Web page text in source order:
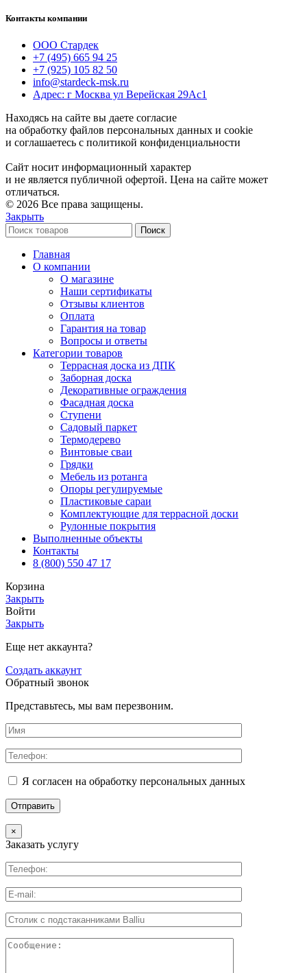
Контакты компании
ООО Стардек
+7 (495) 665 94 25
+7 (925) 105 82 50
info@stardeck-msk.ru
Адрес: г Москва ул Верейская 29Ас1
Находясь на сайте вы даете согласие
на обработку файлов персональных данных и cookie
и соглашаетесь с политикой конфиденциальности
Сайт носит информационный характер
и не является публичной офертой. Цена на сайте может
отличаться.
© 2026 Все права защищены.
Закрыть
Поиск
Главная
О компании
О магазине
Наши сертификаты
Отзывы клиентов
Оплата
Гарантия на товар
Вопросы и ответы
Категории товаров
Террасная доска из ДПК
Заборная доска
Декоративные ограждения
Фасадная доска
Ступени
Садовый паркет
Термодерево
Винтовые сваи
Грядки
Мебель из ротанга
Опоры регулируемые
Пластиковые сараи
Комплектующие для террасной доски
Рулонные покрытия
Выполненные объекты
Контакты
8 (800) 550 47 17
Корзина
Закрыть
Войти
Закрыть
Еще нет аккаунта?
Создать аккаунт
Обратный звонок
Представьтесь, мы вам перезвоним.
Я согласен на обработку персональных данных
×
Заказать услугу